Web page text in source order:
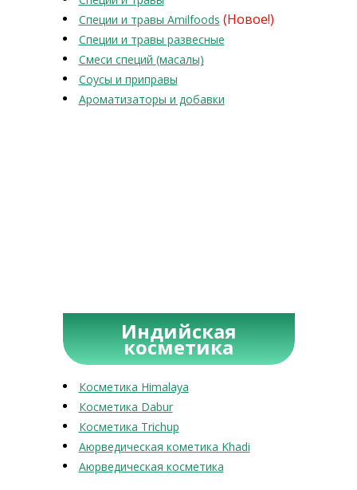
Специи и травы Amilfoods (Новое!)
Специи и травы развесные
Смеси специй (масалы)
Соусы и приправы
Ароматизаторы и добавки
Индийская
косметика
Косметика Himalaya
Косметика Dabur
Косметика Trichup
Аюрведическая кометика Khadi
Аюрведическая косметика